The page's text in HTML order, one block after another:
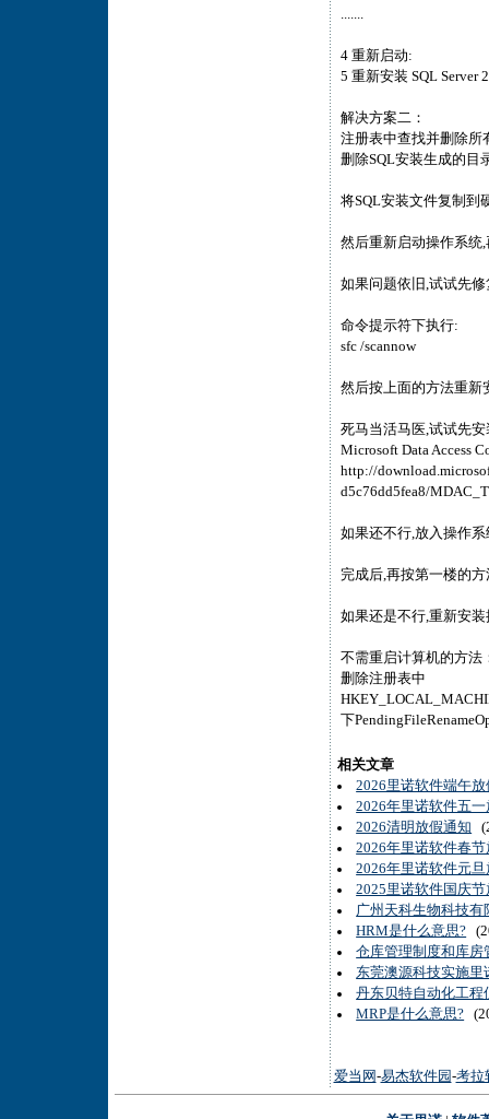
.......
4 重新启动:
5 重新安装 SQL Server
解决方案二：
注册表中查找并删除所
删除SQL安装生成的目
将SQL安装文件复制到
然后重新启动操作系统
如果问题依旧,试试先修
命令提示符下执行:
sfc /scannow
然后按上面的方法重新
死马当活马医,试试先安
Microsoft Data Access
http://
d5c76dd5fea8/
如果还不行,放入操作
完成后,再按第一楼的方
如果还是不行,重新安装
不需重启计算机的方法
删除注册表中
下
相关文章
2026里诺软件端午
2026年里诺软件五
2026清明放假通知
2026年里诺软件春
2026年里诺软件元
2025里诺软件国庆
广州天科生物科技有
HRM是什么意思?
仓库管理制度和库房
东莞澳源科技实施里
丹东贝特自动化工程
MRP是什么意思?
爱当网 -易杰软件园 -考拉